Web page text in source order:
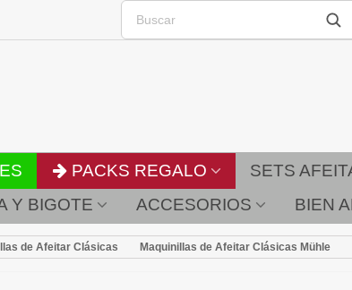
PACKS REGALO SETS
Y BIGOTE ACCESORIOS BIEN
de Afeitar Clásicas Maquinillas de Afeitar Clásicas Mühle